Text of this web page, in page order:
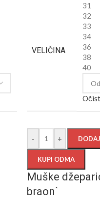
VELIČINA
31
32
33
34
36
38
40
- +
KUPI ODMA
Muške
braon`